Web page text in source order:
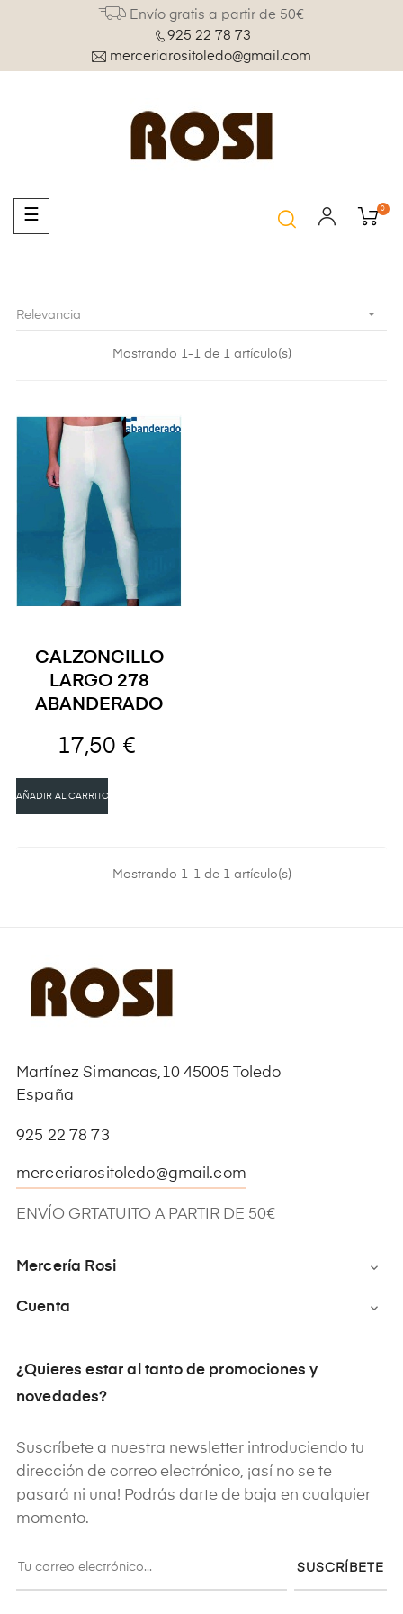
Envío gratis a partir de 50€
925 22 78 73
merceriarositoledo@gmail.com
Navegación
de
☰ 0
Relevancia 
Mostrando 1-1 de 1 artículo(s)
CALZONCILLO
LARGO 278
ABANDERADO
17,50 €
AÑADIR AL CARRITO
Mostrando 1-1 de 1 artículo(s)
Martínez Simancas,10 45005 Toledo
España
925 22 78 73
merceriarositoledo@gmail.com
ENVÍO GRTATUITO A PARTIR DE 50€
Mercería Rosi 
Cuenta 
¿Quieres estar al tanto de promociones y
novedades?
Suscríbete a nuestra newsletter introduciendo tu
dirección de correo electrónico, ¡así no se te
pasará ni una! Podrás darte de baja en cualquier
momento.
SUSCRÍBETE